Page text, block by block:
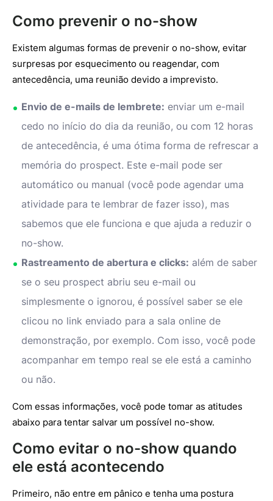
Como prevenir o no-show
Existem algumas formas de prevenir o no-show, evitar
surpresas por esquecimento ou reagendar, com
antecedência, uma reunião devido a imprevisto.
Envio de e-mails de lembrete: enviar um e-mail
cedo no início do dia da reunião, ou com 12 horas
de antecedência, é uma ótima forma de refrescar a
memória do prospect. Este e-mail pode ser
automático ou manual (você pode agendar uma
atividade para te lembrar de fazer isso), mas
sabemos que ele funciona e que ajuda a reduzir o
no-show.
Rastreamento de abertura e clicks: além de saber
se o seu prospect abriu seu e-mail ou
simplesmente o ignorou, é possível saber se ele
clicou no link enviado para a sala online de
demonstração, por exemplo. Com isso, você pode
acompanhar em tempo real se ele está a caminho
ou não.
Com essas informações, você pode tomar as atitudes
abaixo para tentar salvar um possível no-show.
Como evitar o no-show quando
ele está acontecendo
Primeiro, não entre em pânico e tenha uma postura